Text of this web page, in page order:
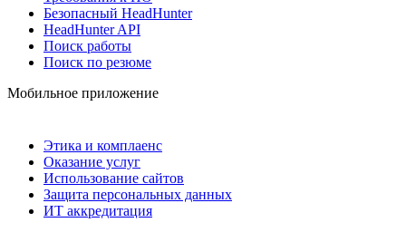
Безопасный HeadHunter
HeadHunter API
Поиск работы
Поиск по резюме
Мобильное приложение
Этика и комплаенс
Оказание услуг
Использование сайтов
Защита персональных данных
ИТ аккредитация